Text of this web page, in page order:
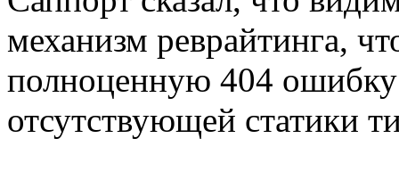
механизм реврайтинга,
полноценную 404
отсутствующей статики